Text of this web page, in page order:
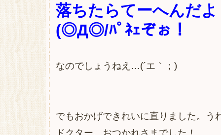
落ちたらてーへんだよ
(◎Д◎/ﾊﾟﾈｪぞぉ！
なのでしょうねえ…(´エ｀；)
でもおかげできれいに直りました。う
ドクター、おつかれさまでした！